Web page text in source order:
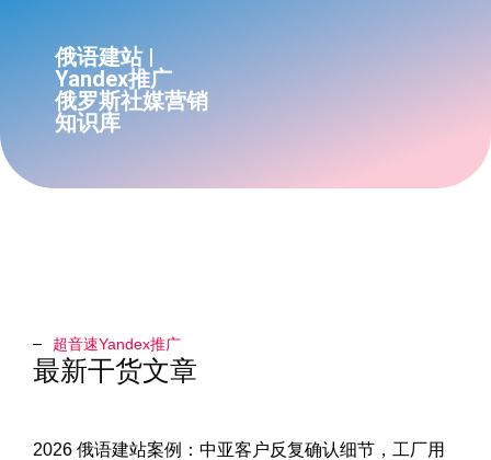
俄语建站 |
Yandex推广
俄罗斯社媒营销
知识库
超音速Yandex推广​
最新干货文章
2026 俄语建站案例：中亚客户反复确认细节，工厂用